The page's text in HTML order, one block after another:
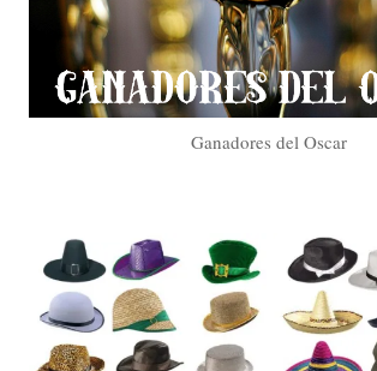
Ganadores del Oscar